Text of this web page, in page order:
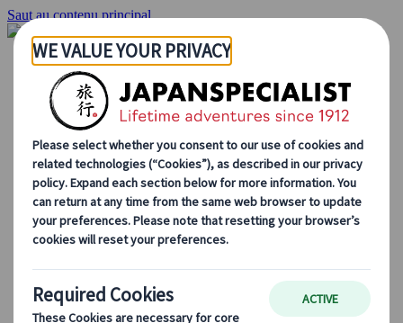
Saut au contenu principal
Accueil
Voyages
Circuits individuels
Circuits en groupe
Circuits autotours
Excursions
Voyages de groupe sur mesure
Japan Rail Pass
Découvrez notre travail
Qui sommes-nous ?
Notre équipe
Rejoignez notre équipe
Le Japon au fil des saisons
Les incontournables du Japon
La culture japonaise